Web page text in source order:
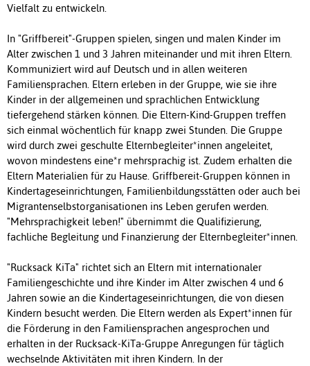
Vielfalt zu entwickeln.
In "Griffbereit"-Gruppen spielen, singen und malen Kinder im
Alter zwischen 1 und 3 Jahren miteinander und mit ihren Eltern.
Kommuniziert wird auf Deutsch und in allen weiteren
Familiensprachen. Eltern erleben in der Gruppe, wie sie ihre
Kinder in der allgemeinen und sprachlichen Entwicklung
tiefergehend stärken können. Die Eltern-Kind-Gruppen treffen
sich einmal wöchentlich für knapp zwei Stunden. Die Gruppe
wird durch zwei geschulte Elternbegleiter*innen angeleitet,
wovon mindestens eine*r mehrsprachig ist. Zudem erhalten die
Eltern Materialien für zu Hause. Griffbereit-Gruppen können in
Kindertageseinrichtungen, Familienbildungsstätten oder auch bei
Migrantenselbstorganisationen ins Leben gerufen werden.
"Mehrsprachigkeit leben!" übernimmt die Qualifizierung,
fachliche Begleitung und Finanzierung der Elternbegleiter*innen.
"Rucksack KiTa" richtet sich an Eltern mit internationaler
Familiengeschichte und ihre Kinder im Alter zwischen 4 und 6
Jahren sowie an die Kindertageseinrichtungen, die von diesen
Kindern besucht werden. Die Eltern werden als Expert*innen für
die Förderung in den Familiensprachen angesprochen und
erhalten in der Rucksack-KiTa-Gruppe Anregungen für täglich
wechselnde Aktivitäten mit ihren Kindern. In der